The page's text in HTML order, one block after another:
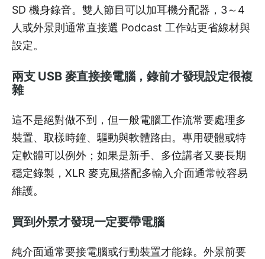
SD 機身錄音。雙人節目可以加耳機分配器，3～4
人或外景則通常直接選 Podcast 工作站更省線材與
設定。
兩支 USB 麥直接接電腦，錄前才發現設定很複
雜
這不是絕對做不到，但一般電腦工作流常要處理多
裝置、取樣時鐘、驅動與軟體路由。專用硬體或特
定軟體可以例外；如果是新手、多位講者又要長期
穩定錄製，XLR 麥克風搭配多輸入介面通常較容易
維護。
買到外景才發現一定要帶電腦
純介面通常要接電腦或行動裝置才能錄。外景前要